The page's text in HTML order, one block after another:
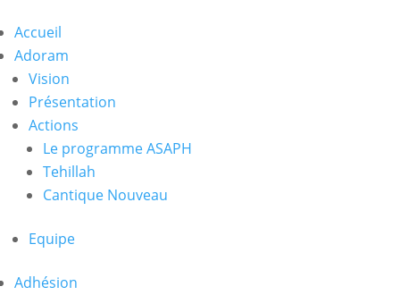
Accueil
Adoram
Vision
Présentation
Actions
Le programme ASAPH
Tehillah
Cantique Nouveau
Equipe
Adhésion